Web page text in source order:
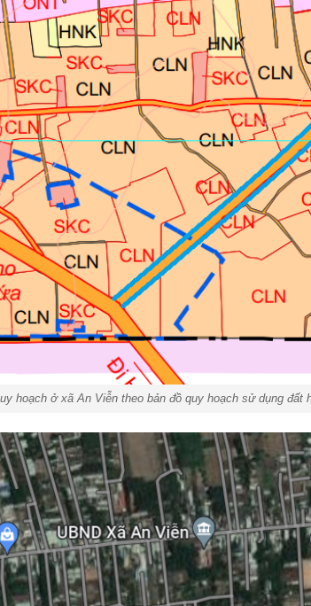
hoạch ở xã An Viễn theo bản đồ quy hoạch sử dụng đất